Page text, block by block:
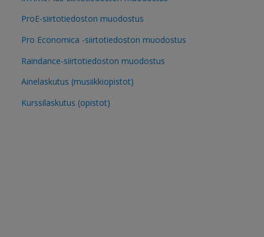
ProE-siirtotiedoston muodostus
Pro Economica -siirtotiedoston muodostus
Raindance-siirtotiedoston muodostus
Ainelaskutus (musiikkiopistot)
Kurssilaskutus (opistot)